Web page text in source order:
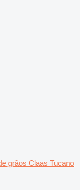
grãos Claas Tucano